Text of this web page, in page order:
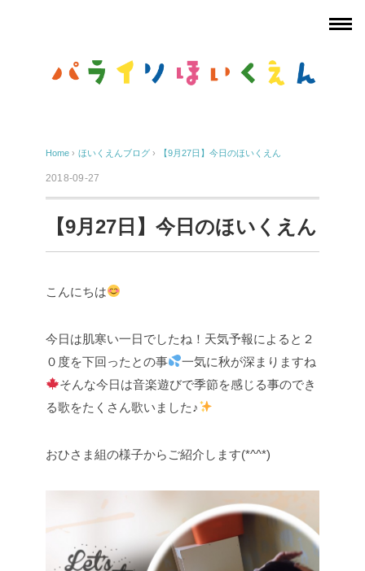
Home › ほいくえんブログ › 【9月27日】今日のほいくえん
2018-09-27
【9月27日】今日のほいくえん
こんにちは
今日は肌寒い一日でしたね！天気予報によると２
０度を下回ったとの事
一気に秋が深まりますね
そんな今日は音楽遊びで季節を感じる事のでき
る歌をたくさん歌いました♪
おひさま組の様子からご紹介します(*^^*)